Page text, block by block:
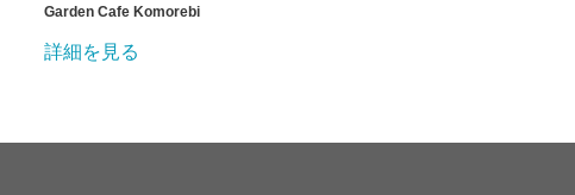
Garden Cafe Komorebi
詳細を見る